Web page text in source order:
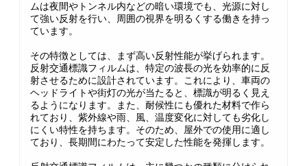
ムは夜間やトンネル内などの暗い環境でも、光源に対し
て強い反射を行い、周囲の視界を明るくする働きを持っ
ています。
その特徴としては、まず高い反射性能が挙げられます。
反射交通標識フィルムは、特定の波長の光を効率的に反
射させるために設計されています。これにより、車両の
ヘッドライトや街灯の光が当たると、標識が明るく見え
るようになります。また、耐候性にも優れた材料で作ら
れており、紫外線や雨、風、温度変化に対しても劣化し
にくい特性を持ちます。そのため、屋外での使用に適し
ており、長期間にわたって安定した性能を発揮します。